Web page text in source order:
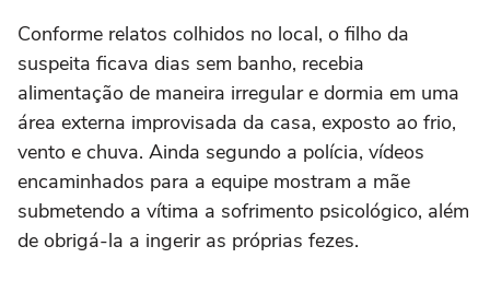
Conforme relatos colhidos no local, o filho da
suspeita ficava dias sem banho, recebia
alimentação de maneira irregular e dormia em uma
área externa improvisada da casa, exposto ao frio,
vento e chuva. Ainda segundo a polícia, vídeos
encaminhados para a equipe mostram a mãe
submetendo a vítima a sofrimento psicológico, além
de obrigá-la a ingerir as próprias fezes.